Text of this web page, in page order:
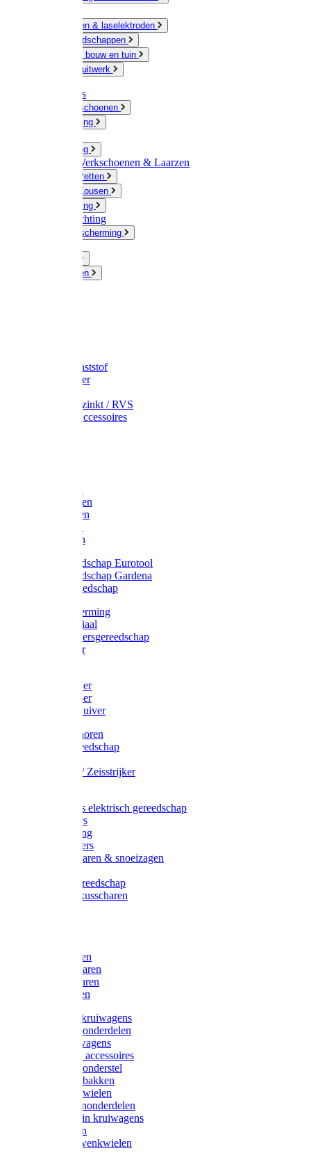
Slijpschijven & laselektroden
Handgereedschappen
IJzerwaren bouw en tuin
Hang en sluitwerk
Disposables
Werkhandschoenen
Regenkleding
Werkkleding
Wandel-/ Werkschoenen & Laarzen
Hoeden / Petten
Sokken / Kousen
Winterkleding
Winkelinrichting
Gelaatsbescherming
Knaagdieren
Emmer kunststof
Schepemmer
Emmer verzinkt / RVS
Regenton accessoires
Gazonharken
Asfaltharken
Hooiharken
Handgereedschap Eurotool
Handgereedschap Gardena
Kindergereedschap
Kniebescherming
Afzetmateriaal
Stratenmakersgereedschap
Straathamer
Mestschuiver
Mestschraper
Sneeuwschuiver
Zeis toebehoren
Baggergereedschap
Wetstenen / Zeisstrijker
Accessoires elektrisch gereedschap
Grasmaaiers
Tuinreiniging
Robotmaaiers
Heggenscharen & snoeizagen
Klussen gereedschap
Gras & buxusscharen
Snoeischaren
Heggenscharen
Takkenscharen
Snoeimessen
Landbouwkruiwagens
Kruiwagenonderdelen
Bouwkruiwagens
Kruiwagen accessoires
Kruiwagenonderstel
Kruiwagenbakken
Kruiwagenwielen
Steekwagenonderdelen
Huis en Tuin kruiwagens
Steekwagen
Bok- en Zwenkwielen